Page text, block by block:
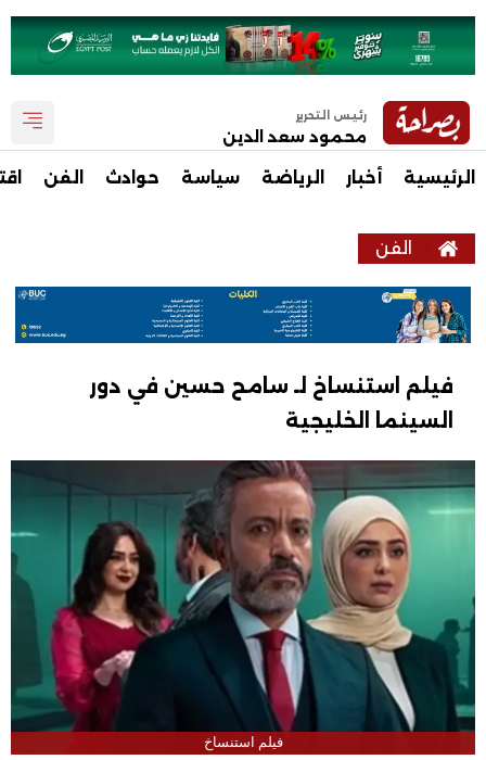
رئيس التحرير
محمود سعد الدين
الرئيسية أخبار الرياضة سياسة حوادث الفن
الفن
فيلم استنساخ لـ سامح حسين في دور
السينما الخليجية
فيلم استنساخ